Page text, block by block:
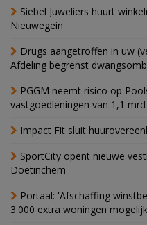
Siebel Juweliers huurt
Nieuwegein
Drugs aangetroffen in uw
Afdeling begrenst
PGGM neemt risico op
vastgoedleningen van 1,1
Impact Fit sluit
SportCity opent nieuwe
Doetinchem
Portaal: 'Afschaffing
3.000 extra woningen